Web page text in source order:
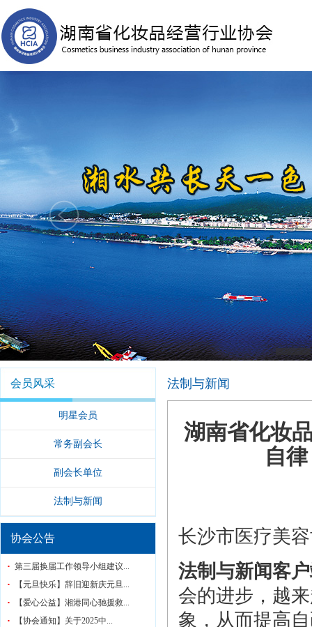
会员风采
明星会员
常务副会长
副会长单位
法制与新闻
协会公告
第三届换届工作领导小组建议...
【元旦快乐】辞旧迎新庆元旦...
【爱心公益】湘港同心驰援救...
【协会通知】关于2025中...
法制与新闻
湖南省化妆
自
长沙市医疗美
法制与新闻客
会的进步，越
象，从而提高